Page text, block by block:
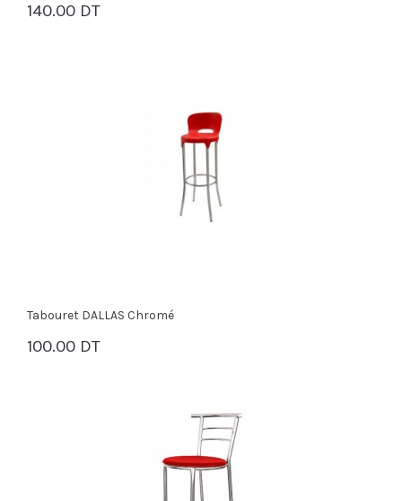
140.00 DT
PANIER
Tabouret DALLAS Chromé
100.00 DT
PANIER